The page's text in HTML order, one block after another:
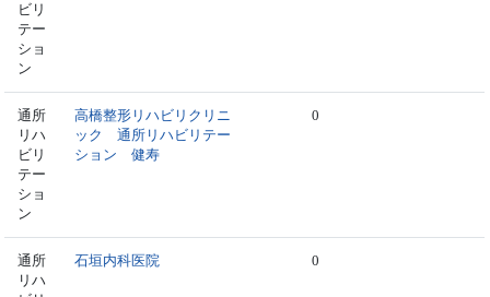
ビリ
テー
ショ
ン
通所
リハ
ビリ
テー
ショ
ン
高橋整形リハビリクリニ
ック 通所リハビリテー
ション 健寿
0
通所
リハ
石垣内科医院 0